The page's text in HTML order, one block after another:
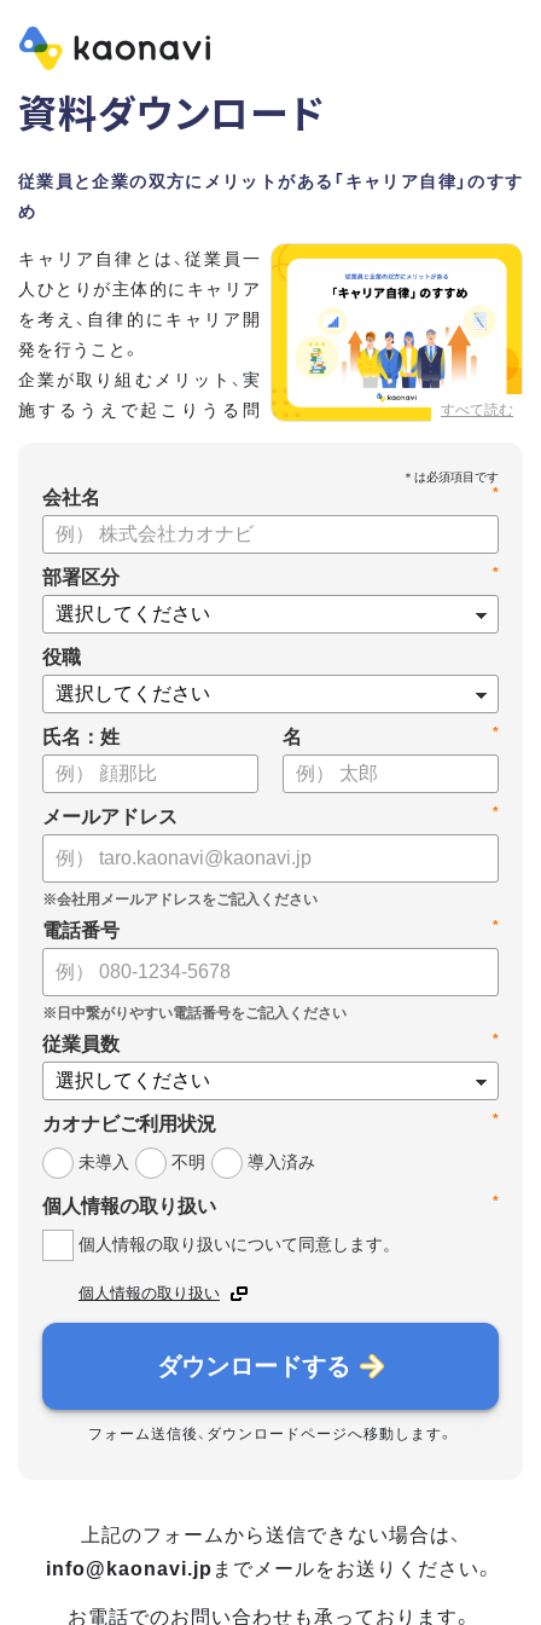
資料ダウンロード
従業員と企業の双方にメリットがある「キャリア自律」のすす
め
すべて読む
キャリア自律とは、従業員一
人ひとりが主体的にキャリア
を考え、自律的にキャリア開
発を行うこと。
企業が取り組むメリット、実
施するうえで起こりうる問
【資料の内容】
・日本でキャリア自律が注目される背景
・企業が取り組むメリット
・キャリア自律を支援する企業の事例
・実施するうえで、起こりうる問題
・企業が取り組むべき5つのこと
・タレントマネジメントシステム「カオナビ」とは？
*
会社名
*
部署区分
役職
氏名：姓 *
名
*
メールアドレス
*
電話番号
*
従業員数
*
カオナビご利用状況
未導入
不明 導入済み
*
個人情報の取り扱い
個人情報の取り扱いについて同意します。
個人情報の取り扱い
ダウンロードする
フォーム送信後、ダウンロードページへ移動します。
上記のフォームから送信できない場合は、
info@kaonavi.jp までメールをお送りください。
お電話でのお問い合わせも承っております。